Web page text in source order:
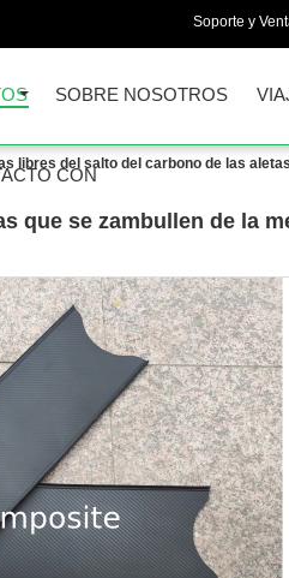
Soporte y
SOBRE NOSOTROS
CON
libres del salto del carbono de las
que se zambullen de la